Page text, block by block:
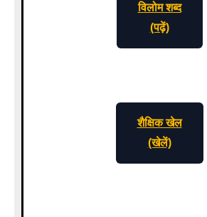
विलोम शब्द
(पढ़ें)
शैक्षिक खेल
(खेलें)